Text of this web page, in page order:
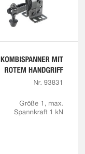
KOMBISPANNER MIT
ROTEM HANDGRIFF
Nr. 93831
Größe 1, max.
Spannkraft 1 kN